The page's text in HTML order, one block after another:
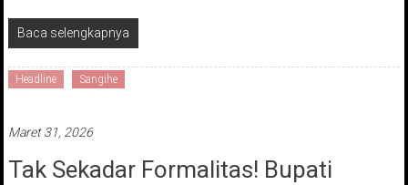
Baca selengkapnya
Headline Sangihe
Maret 31, 2026
Tak Sekadar Formalitas! Bupati